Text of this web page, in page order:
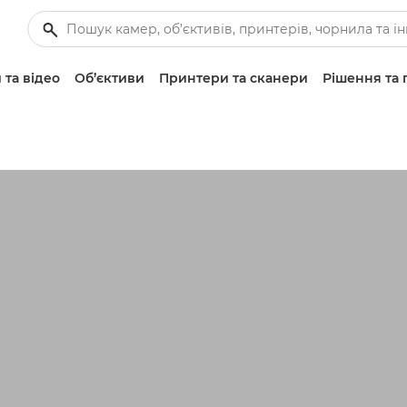
відео Об’єктиви Принтери та сканери Рішення та